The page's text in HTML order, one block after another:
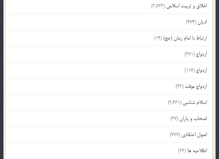
اخلاق و تربیت اسلامی (2,836)
ادیان(474)
ارتباط با امام زمان (عج)(14)
ازدواج (371)
ازدواج (117)
ازدواج موقت (32)
اسلام شناسی (2,661)
اصحاب و یاران(37)
اصول اعتقادی (777)
اطلاعیه ها (26)